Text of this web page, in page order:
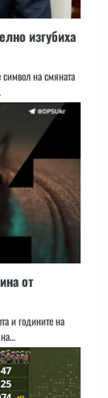
изгубиха
на смяната
от
и годините на